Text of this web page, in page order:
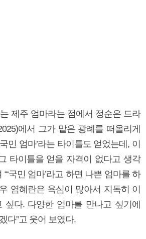
제주 엄마라는 점에서 정순은 드라
에서 그가 맡은 광례를 떠올리게
민 엄마’라는 타이틀도 얻었는데, 이
타이틀을 얻을 자격이 없다고 생각
국민 엄마’라고 하면 나쁜 엄마를 하
염혜란은 욕심이 많아서 지독히 이
싶다. 다양한 엄마를 만나고 싶기에
다”고 웃어 보였다.